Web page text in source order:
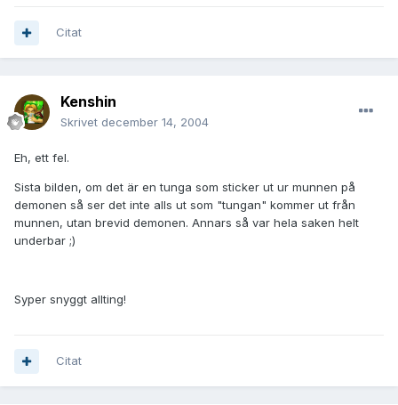
Citat
Kenshin
Skrivet december 14, 2004
Eh, ett fel.
Sista bilden, om det är en tunga som sticker ut ur munnen på
demonen så ser det inte alls ut som "tungan" kommer ut från
munnen, utan brevid demonen. Annars så var hela saken helt
underbar ;)
Syper snyggt allting!
Citat